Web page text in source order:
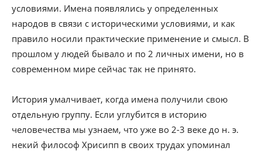
условиями. Имена появлялись у определенных
народов в связи с историческими условиями, и как
правило носили практические применение и смысл. В
прошлом у людей бывало и по 2 личных имени, но в
современном мире сейчас так не принято.
История умалчивает, когда имена получили свою
отдельную группу. Если углубится в историю
человечества мы узнаем, что уже во 2-3 веке до н. э.
некий философ Хрисипп в своих трудах упоминал